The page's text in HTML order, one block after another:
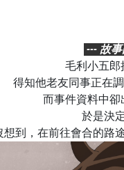
--- 故事
毛利小五
得知他老友同事正在
而事件資料中卻
於是決
想到，在前往會合的